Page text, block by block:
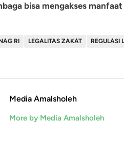
bisa mengakses
RI LEGALITAS ZAKAT REGULASI
Media Amalsholeh
More by Media Amalsholeh